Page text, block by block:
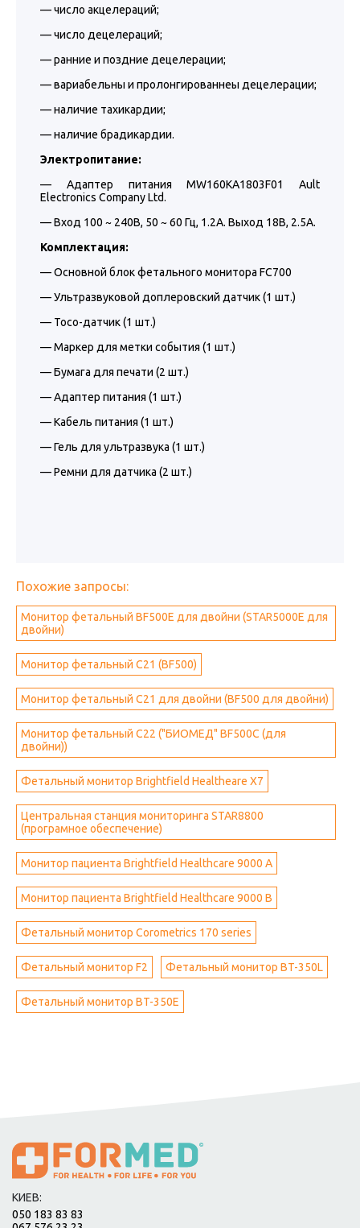
— число акцелераций;
— число децелераций;
— ранние и поздние децелерации;
— вариабельны и пролонгированнеы децелерации;
— наличие тахикардии;
— наличие брадикардии.
Электропитание:
— Адаптер питания MW160KA1803F01 Ault
Electronics Company Ltd.
— Вход 100 ~ 240В, 50 ~ 60 Гц, 1.2A. Выход 18В, 2.5A.
Комплектация:
— Основной блок фетального монитора FC700
— Ультразвуковой доплеровский датчик (1 шт.)
— Тосо-датчик (1 шт.)
— Маркер для метки события (1 шт.)
— Бумага для печати (2 шт.)
— Адаптер питания (1 шт.)
— Кабель питания (1 шт.)
— Гель для ультразвука (1 шт.)
— Ремни для датчика (2 шт.)
Похожие запросы:
Монитор фетальный BF500E для двойни (STAR5000E для
двойни)
Монитор фетальный С21 (BF500)
Монитор фетальный С21 для двойни (BF500 для двойни)
Монитор фетальный С22 ("БИОМЕД" BF500C (для
двойни))
Фетальный монитор Brightfield Healtheare X7
Центральная станция мониторинга STAR8800
(програмное обеспечение)
Монитор пациента Brightfield Healthcare 9000 A
Монитор пациента Brightfield Healthcare 9000 B
Фетальный монитор Corometrics 170 series
Фетальный монитор F2 Фетальный монитор BT-350L
Фетальный монитор BT-350E
КИЕВ:
050 183 83 83